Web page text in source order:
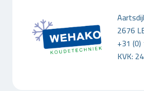
2676
+31
KVK: